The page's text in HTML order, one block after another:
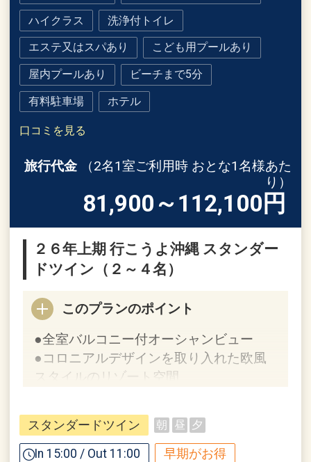
ハイクラス 洗浄付トイレ
エステ又はスパあり こども用プールあり
屋内プールあり ビーチまで5分
有料駐車場 ホテル
口コミを見る
旅行代金
（2名1室ご利用時 おとな1名様あた
り）
81,900～112,100 円
２６年上期 行こうよ沖縄 スタンダー
ドツイン（２～４名）
このプランのポイント
●全室バルコニー付オーシャンビュー
●コロニアルデザインを取り入れた欧風
スタイルのリゾート空間
【９０日前までの申込がお得】早期申込
割引がございます
ご宿泊の９０日前までにお申し込みにな
スタンダードツイン 朝 昼 夕
In 15:00 / Out 11:00
早期がお得